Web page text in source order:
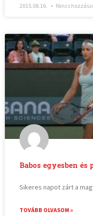
2015.08.16. Nincs
Babos egyesben
Sikeres napot zárt a
TOVÁBB OLVASOM »